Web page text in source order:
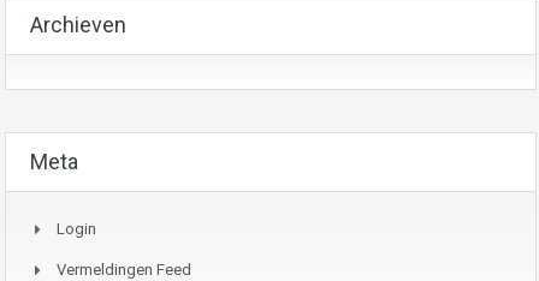
Archieven
Meta
Login
Vermeldingen Feed